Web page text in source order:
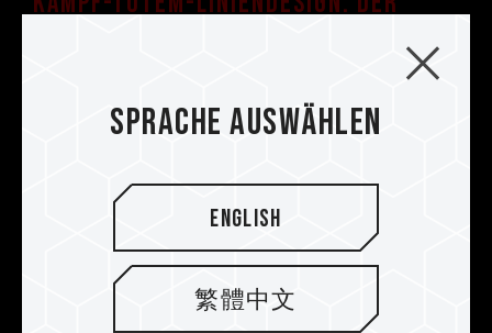
Eine Kampf-Totem-Linie, die so hell wie die
Sonne leuchtet, wird um die Falkenaugen
herum hinzugefügt. Darüber hinaus werden
hochpräzise CNC-Computerbearbeitung
angewandt. Ob in der Dunkelheit oder unter
dem Licht, der geheimnisvolle schwarze
Nachtfalke und der rein weiße Schneefalke sind
beide Könige der Höchstgeschwindigkeit.
Sprache auswählen
English
繁體中文